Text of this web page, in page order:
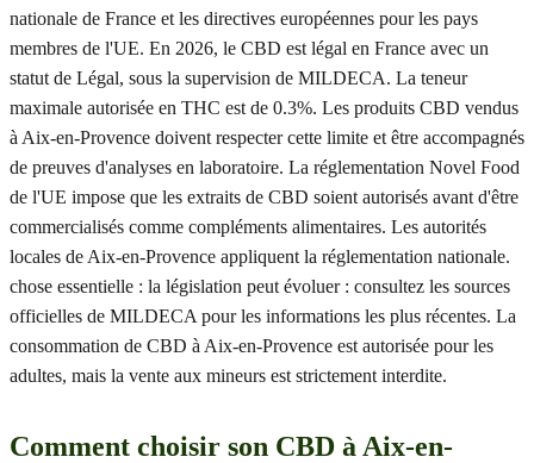
nationale de France et les directives européennes pour les pays
membres de l'UE. En 2026, le CBD est légal en France avec un
statut de Légal, sous la supervision de MILDECA. La teneur
maximale autorisée en THC est de 0.3%. Les produits CBD vendus
à Aix-en-Provence doivent respecter cette limite et être accompagnés
de preuves d'analyses en laboratoire. La réglementation Novel Food
de l'UE impose que les extraits de CBD soient autorisés avant d'être
commercialisés comme compléments alimentaires. Les autorités
locales de Aix-en-Provence appliquent la réglementation nationale.
chose essentielle : la législation peut évoluer : consultez les sources
officielles de MILDECA pour les informations les plus récentes. La
consommation de CBD à Aix-en-Provence est autorisée pour les
adultes, mais la vente aux mineurs est strictement interdite.
Comment choisir son CBD à Aix-en-